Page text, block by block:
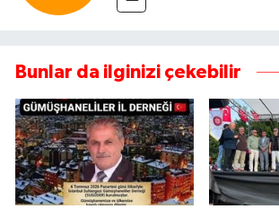
Bunlar da ilginizi çekebilir